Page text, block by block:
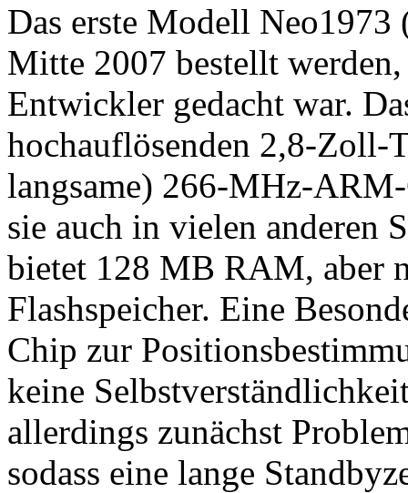
Das erste Modell
Mitte 2007 bestellt
Entwickler gedacht war.
hochauflösenden 2,8-Zoll-
langsame) 266-MHz-
sie auch in vielen anderen
bietet 128 MB RAM, aber
Flashspeicher. Eine
Chip zur
keine
allerdings zunächst
sodass eine lange